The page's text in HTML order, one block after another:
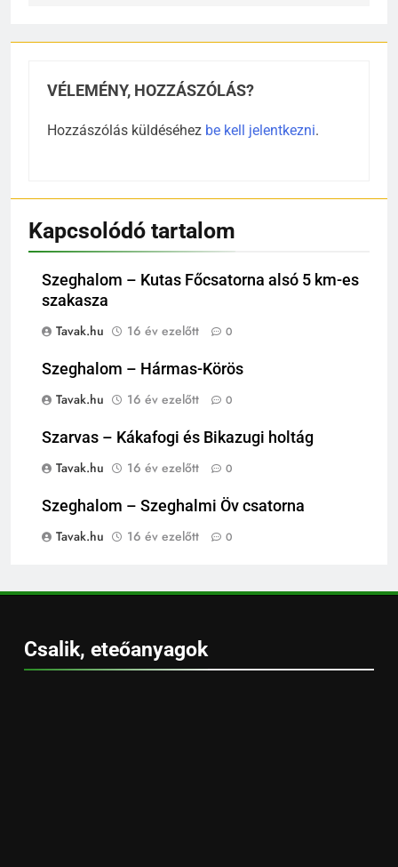
VÉLEMÉNY, HOZZÁSZÓLÁS?
Hozzászólás küldéséhez be kell jelentkezni.
Kapcsolódó tartalom
Szeghalom – Kutas Főcsatorna alsó 5 km-es
szakasza
Tavak.hu
16 év ezelőtt 0
Szeghalom – Hármas-Körös
Tavak.hu
16 év ezelőtt 0
Szarvas – Kákafogi és Bikazugi holtág
Tavak.hu
16 év ezelőtt 0
Szeghalom – Szeghalmi Öv csatorna
Tavak.hu
16 év ezelőtt 0
Csalik, eteőanyagok